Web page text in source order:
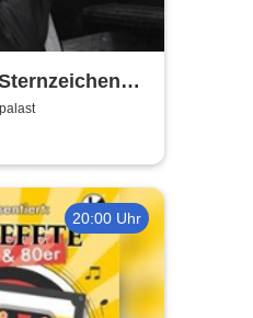
20:00 Uhr